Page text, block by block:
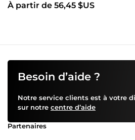
À partir de 56,45 $US
Besoin d’aide ?
Notre service clients est à votre
sur notre centre d’aide
Partenaires